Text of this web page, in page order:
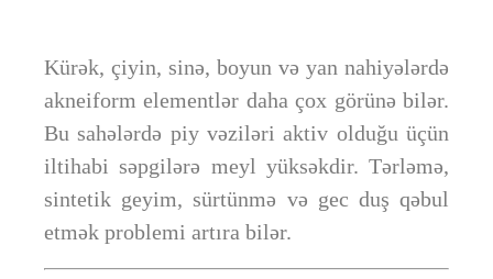
Kürək, çiyin, sinə, boyun və yan nahiyələrdə
akneiform elementlər daha çox görünə bilər.
Bu sahələrdə piy vəziləri aktiv olduğu üçün
iltihabi səpgilərə meyl yüksəkdir. Tərləmə,
sintetik geyim, sürtünmə və gec duş qəbul
etmək problemi artıra bilər.